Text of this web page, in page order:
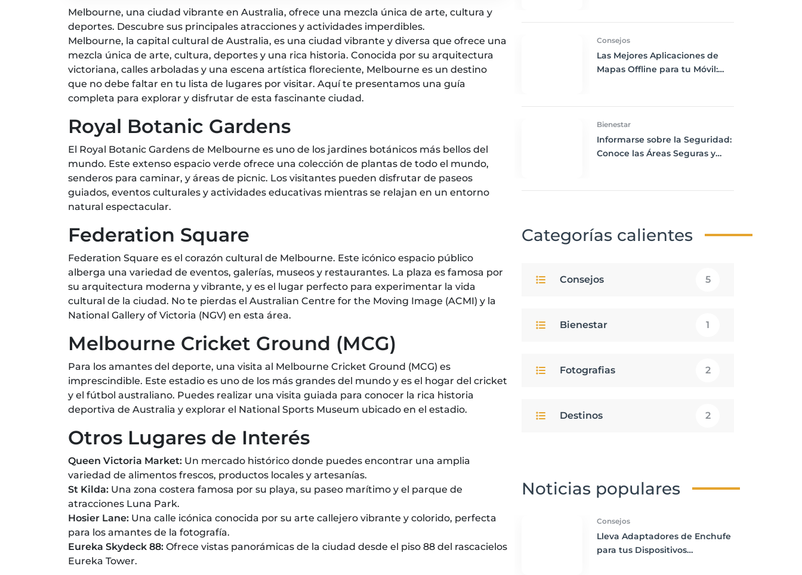
Melbourne, una ciudad vibrante en Australia, ofrece una mezcla única de arte, cultura y
deportes. Descubre sus principales atracciones y actividades imperdibles.
Melbourne, la capital cultural de Australia, es una ciudad vibrante y diversa que ofrece una
mezcla única de arte, cultura, deportes y una rica historia. Conocida por su arquitectura
victoriana, calles arboladas y una escena artística floreciente, Melbourne es un destino
que no debe faltar en tu lista de lugares por visitar. Aquí te presentamos una guía
completa para explorar y disfrutar de esta fascinante ciudad.
Royal Botanic Gardens
El Royal Botanic Gardens de Melbourne es uno de los jardines botánicos más bellos del
mundo. Este extenso espacio verde ofrece una colección de plantas de todo el mundo,
senderos para caminar, y áreas de picnic. Los visitantes pueden disfrutar de paseos
guiados, eventos culturales y actividades educativas mientras se relajan en un entorno
natural espectacular.
Federation Square
Federation Square es el corazón cultural de Melbourne. Este icónico espacio público
alberga una variedad de eventos, galerías, museos y restaurantes. La plaza es famosa por
su arquitectura moderna y vibrante, y es el lugar perfecto para experimentar la vida
cultural de la ciudad. No te pierdas el Australian Centre for the Moving Image (ACMI) y la
National Gallery of Victoria (NGV) en esta área.
Melbourne Cricket Ground (MCG)
Para los amantes del deporte, una visita al Melbourne Cricket Ground (MCG) es
imprescindible. Este estadio es uno de los más grandes del mundo y es el hogar del cricket
y el fútbol australiano. Puedes realizar una visita guiada para conocer la rica historia
deportiva de Australia y explorar el National Sports Museum ubicado en el estadio.
Otros Lugares de Interés
Queen Victoria Market: Un mercado histórico donde puedes encontrar una amplia
variedad de alimentos frescos, productos locales y artesanías.
St Kilda: Una zona costera famosa por su playa, su paseo marítimo y el parque de
atracciones Luna Park.
Hosier Lane: Una calle icónica conocida por su arte callejero vibrante y colorido, perfecta
para los amantes de la fotografía.
Eureka Skydeck 88: Ofrece vistas panorámicas de la ciudad desde el piso 88 del rascacielos
Eureka Tower.
Consejos
Las Mejores Aplicaciones de
Mapas Offline para tu Móvil:
Bienestar
Informarse sobre la Seguridad:
Conoce las Áreas Seguras y
Categorías calientes
Consejos 5
Bienestar 1
Fotografias 2
Destinos 2
Noticias populares
Consejos
Lleva Adaptadores de Enchufe
para tus Dispositivos